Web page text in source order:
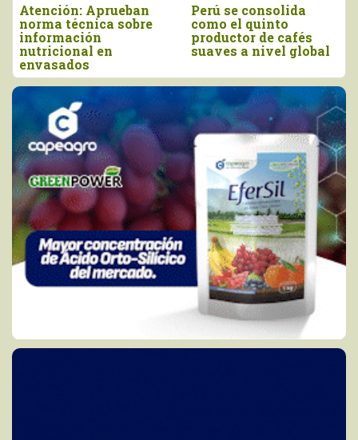
Atención: Aprueban
norma técnica sobre
información
nutricional en
envasados
Perú se consolida
como el quinto
productor de cafés
suaves a nivel global